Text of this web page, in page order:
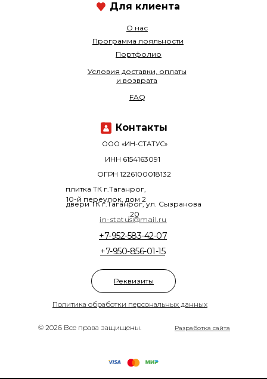
© 2026 Все права защищены.
Политика обработки персональных данных
+7-950-856-01-15
+7-952-583-42-07
О нас
Программа лояльности
Портфолио
ООО «ИН-СТАТУС»
плитка ТК г.Таганрог,
10-й переулок, дом 2
двери ТК г.Таганрог, ул. Сызранова
,20
ОГРН 1226100018132
ИНН 6154163091
Разработка сайта
Условия доставки, оплаты
и возврата
FAQ
in-status@mail.ru
Контакты
Для клиента
Реквизиты